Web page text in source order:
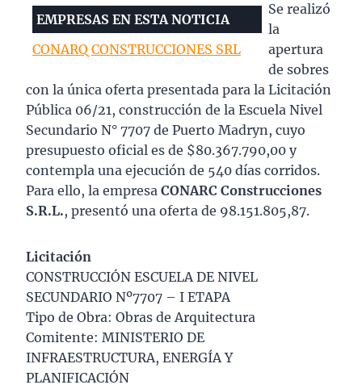
EMPRESAS EN ESTA NOTICIA
CONARQ CONSTRUCCIONES SRL
Se realizó
la
apertura
de sobres
con la única oferta presentada para la Licitación
Pública 06/21, construcción de la Escuela Nivel
Secundario N° 7707 de Puerto Madryn, cuyo
presupuesto oficial es de $80.367.790,00 y
contempla una ejecución de 540 días corridos.
Para ello, la empresa CONARC Construcciones
S.R.L., presentó una oferta de 98.151.805,87.
Licitación
CONSTRUCCIÓN ESCUELA DE NIVEL
SECUNDARIO Nº7707 – I ETAPA
Tipo de Obra: Obras de Arquitectura
Comitente: MINISTERIO DE
INFRAESTRUCTURA, ENERGÍA Y
PLANIFICACIÓN